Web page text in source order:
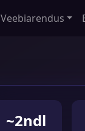
Veebiarendus
~2ndl